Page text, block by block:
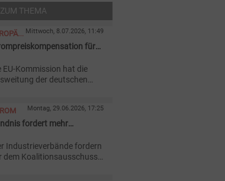
THEMA
Mittwoch, 8.07.2026, 11:49
für
EU-Kommission hat die
der deutschen
können nun mehr
Entlastungen bei
Montag, 29.06.2026, 17:25
fordert mehr
Industrieverbände fordern
dem Koalitionsausschuss